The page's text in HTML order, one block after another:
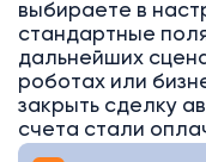
выбираете в
стандартные
дальнейших
роботах или
закрыть сделку
счета стали